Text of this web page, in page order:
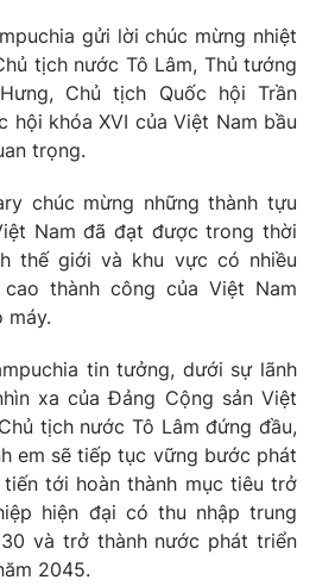
VTV8
hình Việt Nam
VTV
và báo điện tử số 483/GP-BTTTT
Thị Mỹ Hạnh, Phạm Quốc Thắng,
gửi lời chúc mừng nhiệt
tịch nước Tô Lâm, Thủ tướng
Chủ tịch Quốc hội Trần
hội khóa XVI của Việt Nam bầu
trọng.
chúc mừng những thành tựu
Nam đã đạt được trong thời
thế giới và khu vực có nhiều
thành công của Việt Nam
máy.
tin tưởng, dưới sự lãnh
xa của Đảng Cộng sản Việt
tịch nước Tô Lâm đứng đầu,
em sẽ tiếp tục vững bước phát
tới hoàn thành mục tiêu trở
hiện đại có thu nhập trung
và trở thành nước phát triển
2045.